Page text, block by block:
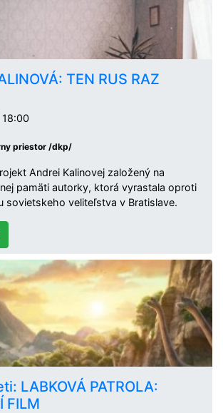
TEN RUS RAZ
priestor /dkp/
Andrei Kalinovej založený na
pamäti autorky, ktorá vyrastala oproti
sovietskeho veliteľstva v Bratislave.
LABKOVÁ PATROLA:
FILM